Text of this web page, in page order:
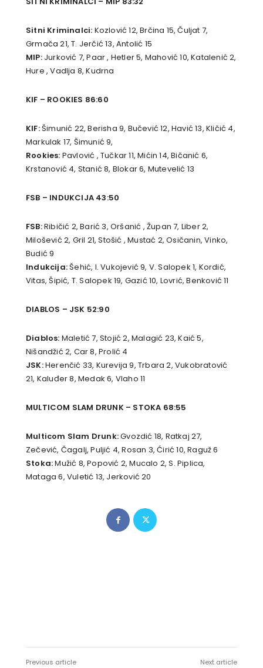
Sitni Kriminalci: Kozlović 12, Brčina 15, Čuljat 7,
Grmača 21, T. Jerčić 13, Antolić 15
MIP:Jurković 7, Paar , Hetler 5, Mahović 10, Katalenić 2,
Hure , Vadlja 8, Kudrna
KIF – ROOKIES 86:60
KIF:Šimunić 22, Berisha 9, Bučević 12, Havić 13, Kličić 4,
Markulak 17, Šimunić 9,
Rookies: Pavlović , Tučkar 11, Mićin 14, Bičanić 6,
Krstanović 4, Stanić 8, Blokar 6, Mutevelić 13
FSB – INDUKCIJA 43:50
FSB:Ribičić 2, Barić 3, Oršanić , Župan 7, Liber 2,
Milošević 2, Gril 21, Stošić , Mustać 2, Osičanin, Vinko,
Budić 9
Indukcija:Šehić, I. Vukojević 9, V. Salopek 1, Kordić,
Vitas, Šipić, T. Salopek 19, Gazić 10, Lovrić, Benković 11
DIABLOS – JSK 52:90
Diablos: Maletić 7, Stojić 2, Malagić 23, Kaić 5,
Nišandžić 2, Car 8, Prolić 4
JSK:Herenčić 33, Kurevija 9, Trbara 2, Vukobratović
21, Kaluđer 8, Medak 6, Vlaho 11
MULTICOM SLAM DRUNK – STOKA 68:55
Multicom Slam Drunk:Gvozdić 18, Ratkaj 27,
Zečević, Čagalj, Puljić 4, Rosan 3, Ćirić 10, Raguž 6
Stoka:Mužić 8, Popović 2, Mucalo 2, S. Piplica,
Mataga 6, Vuletić 13, Jerković 20
Previous article Next article